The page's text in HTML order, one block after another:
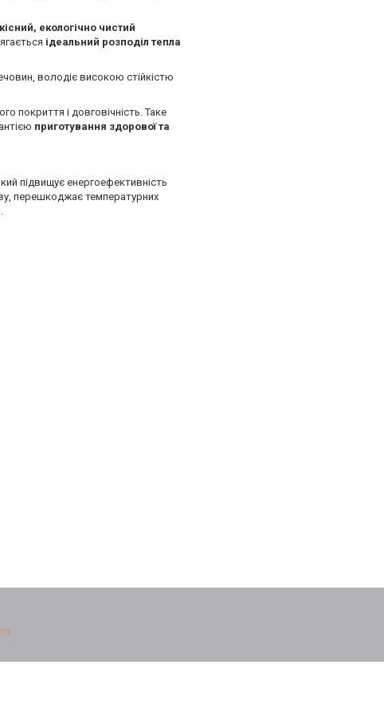
екологічно чистий
ідеальний розподіл тепла
володіє високою стійкістю
покриття і довговічність. Таке
приготування здорової та
підвищує енергоефективність
перешкоджає температурних